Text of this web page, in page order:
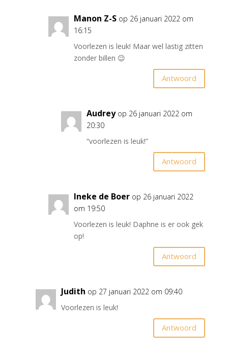
Manon Z-S op 26 januari 2022 om
16:15
Voorlezen is leuk! Maar wel lastig zitten
zonder billen 😉
Antwoord
Audrey op 26 januari 2022 om
20:30
“voorlezen is leuk!”
Antwoord
Ineke de Boer op 26 januari 2022
om 19:50
Voorlezen is leuk! Daphne is er ook gek
op!
Antwoord
Judith op 27 januari 2022 om 09:40
Voorlezen is leuk!
Antwoord